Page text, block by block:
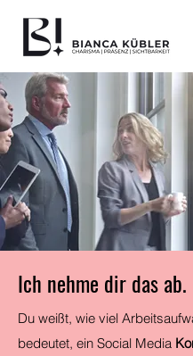
Ich nehme dir das ab.
Du weißt, wie viel
bedeutet, ein Social Media